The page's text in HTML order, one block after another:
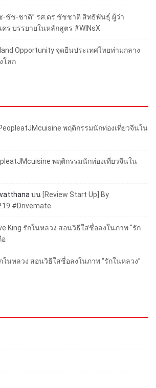
ช-ชัช-ชาติ” รศ.ดร.ชัชชาติ สิทธิพันธุ์ ผู้ว่า
ร บรรยายในหลักสูตร #WINsX
Opportunity จุดยืนประเทศไทยท่ามกลาง
โลก
พฤติกรรมนักท่องเที่ยวจีนใน
พฤติกรรมนักท่องเที่ยวจีนใน
บน [Review Start Up] By
#Drivemate
King รักในหลวง สอนวิธีใส่ชื่อลงในภาพ “รัก
อ
ในหลวง สอนวิธีใส่ชื่อลงในภาพ “รักในหลวง”